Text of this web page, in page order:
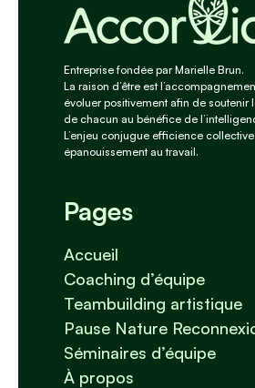
Entreprise fondée par Marielle Brun.
La raison d’être est
évoluer positivement afin de soutenir
de chacun au bénéfice de
L’enjeu conjugue efficience
épanouissement au travail.
Pages
Accueil
Coaching d’équipe
Teambuilding artistique
Pause Nature
Séminaires d’équipe
À propos